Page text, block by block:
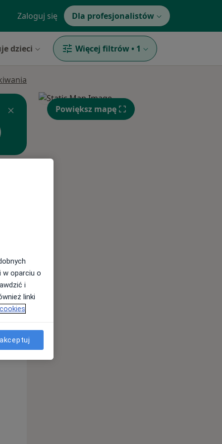
Zaloguj się Dla profesjonalistów
dzieci Więcej filtrów • 1
Pon,
10 Sie
Powiększ mapę
w oparciu o
i
linki